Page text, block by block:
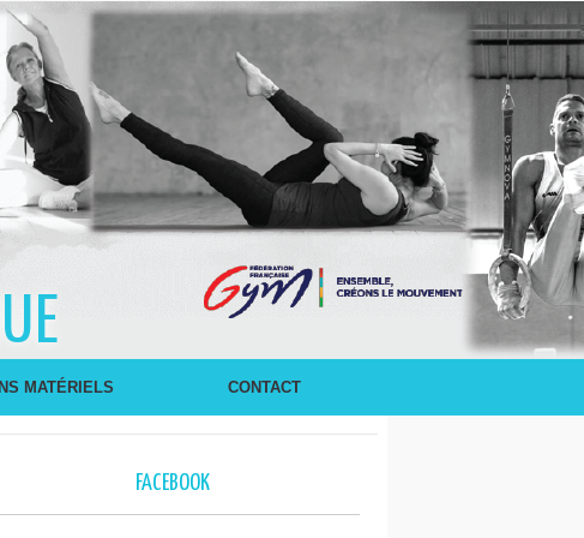
MATÉRIELS CONTACT
FACEBOOK